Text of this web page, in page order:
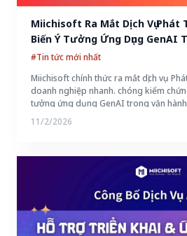
Miichisoft Ra Mắt Dịch Vụ Phát
Biến Ý Tưởng Ứng Dụng GenAI
Chỉ Trong 2-4 Tuần
#Tin tức mới nhất
Miichisoft chính thức ra mắt dịch vụ
doanh nghiệp nhanh. chóng kiểm
tưởng ứng dụng GenAI trong vận
11/2/2026